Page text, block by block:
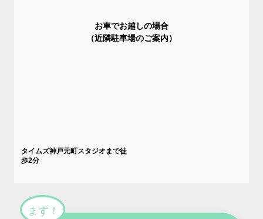
お車でお越しの場合
（近隣駐車場のご案内）
タイムズ神戸元町スタジオまで徒
歩2分